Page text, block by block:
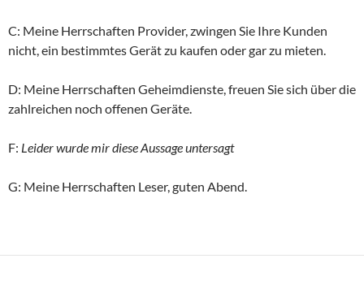
C: Meine Herrschaften Provider, zwingen Sie Ihre Kunden
nicht, ein bestimmtes Gerätzu kaufen oder gar zu mieten.
D: Meine Herrschaften Geheimdienste, freuen Sie sich über die
zahlreichen noch offenen Geräte.
F: Leider wurde mir diese Aussage untersagt
G: Meine Herrschaften Leser, guten Abend.